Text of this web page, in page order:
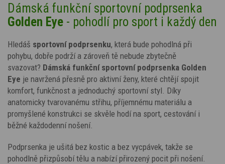
Dámská funkční sportovní podprsenka
Golden Eye - pohodlí pro sport i každý den
Hledáš sportovní podprsenku, která bude pohodlná při
pohybu, dobře podrží a zároveň tě nebude zbytečně
svazovat? Dámská funkční sportovní podprsenka Golden
Eye je navržená přesně pro aktivní ženy, které chtějí spojit
komfort, funkčnost a jednoduchý sportovní styl. Díky
anatomicky tvarovanému střihu, příjemnému materiálu a
promyšlené konstrukci se skvěle hodí na sport, cestování i
běžné každodenní nošení.
Podprsenka je ušitá bez kostic a bez vycpávek, takže se
pohodlně přizpůsobí tělu a nabízí přirozený pocit při nošení.